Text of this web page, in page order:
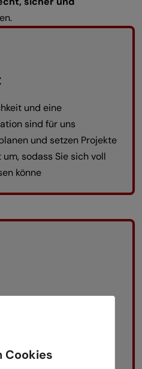
und eine
sind für uns
und setzen Projekte
sodass Sie sich voll
könne
erster Stelle. Unsere
zum
sind nach den
arbeiten mit
und
Cookies